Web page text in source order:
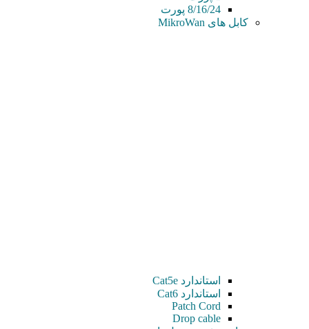
8/16/24 پورت
کابل های MikroWan
استاندارد Cat5e
استاندارد Cat6
Patch Cord
Drop cable